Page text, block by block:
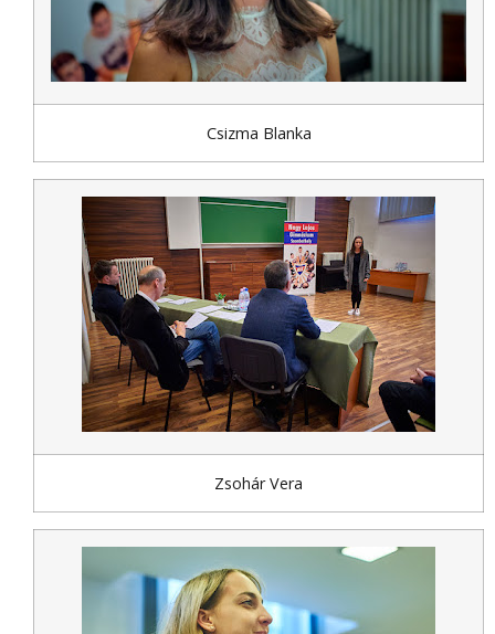
Csizma Blanka
Zsohár Vera